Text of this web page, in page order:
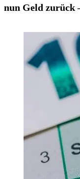
nun Geld zurück